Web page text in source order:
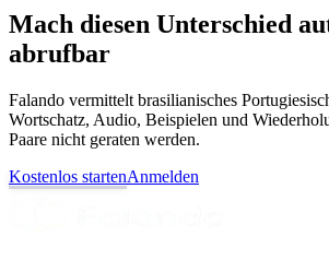
Mach diesen Unterschied
abrufbar
Falando vermittelt brasilianisches
Wortschatz, Audio, Beispielen und
Paare nicht geraten werden.
Kostenlos startenAnmelden